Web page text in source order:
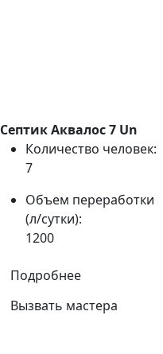
Септик Аквалос 7 Un
Количество человек:
7
Объем переработки
(л/сутки):
1200
Подробнее
Вызвать мастера